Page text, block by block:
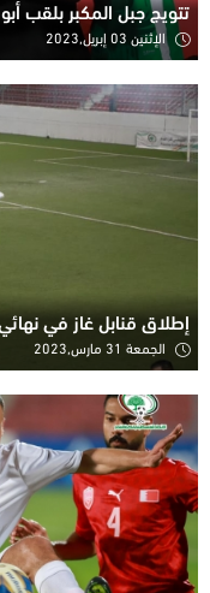
تتويج جبل المكبر بلقب أبو
الإثنين 03 إبريل,2023
إطلاق قنابل غاز في نهائي
الجمعة 31 مارس,2023